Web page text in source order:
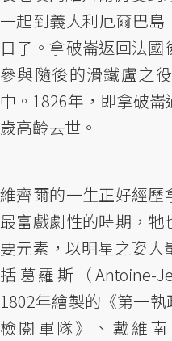
一起到義大利厄爾巴
日子。拿破崙返回法
參與隨後的滑鐵盧之
中。1826年，即拿破
歲高齡去世。
維齊爾的一生正好經歷
最富戲劇性的時期，
要元素，以明星之姿大
括葛羅斯（Antoine-
1802年繪製的《第一
檢閱軍隊》、戴維南